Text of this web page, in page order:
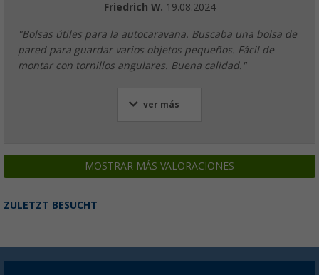
Friedrich W. 19.08.2024
"Bolsas útiles para la autocaravana. Buscaba una bolsa de
pared para guardar varios objetos pequeños. Fácil de
montar con tornillos angulares. Buena calidad."
ver más
MOSTRAR MÁS VALORACIONES
ZULETZT BESUCHT